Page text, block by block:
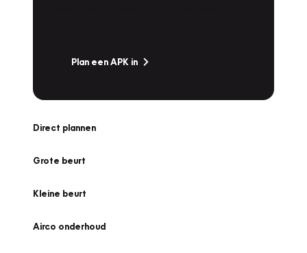
Plan een APK in
Direct plannen
Grote beurt
Kleine beurt
Airco onderhoud